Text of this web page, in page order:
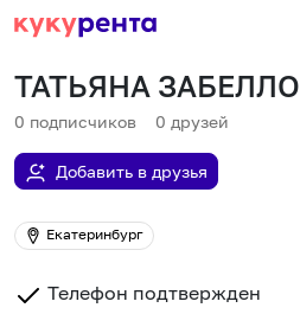
ТАТЬЯНА ЗАБЕЛЛО
0 подписчиков 0 друзей
Добавить в друзья
Екатеринбург
Телефон подтвержден